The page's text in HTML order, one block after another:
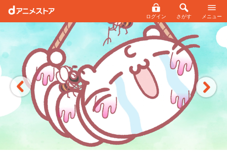
ログイン さがす メニュー